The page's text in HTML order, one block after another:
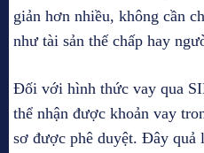
giản hơn nhiều, không cần
như tài sản thế chấp hay
Đối với hình thức vay qua
thể nhận được khoản vay
sơ được phê duyệt. Đây